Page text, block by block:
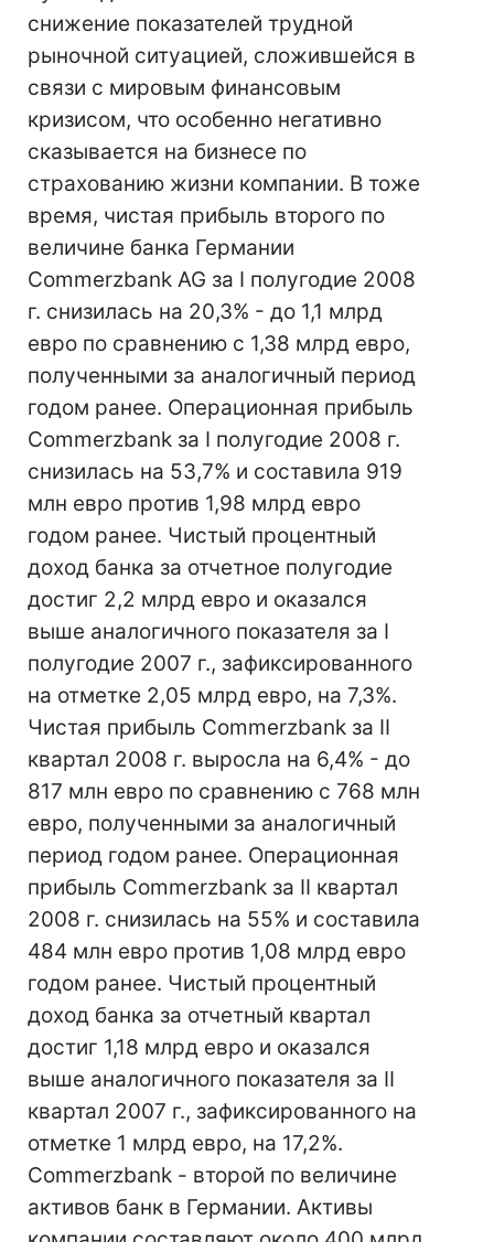
снижение показателей трудной
рыночной ситуацией, сложившейся в
связи с мировым финансовым
кризисом, что особенно негативно
сказывается на бизнесе по
страхованию жизни компании. В тоже
время, чистая прибыль второго по
величине банка Германии
Commerzbank AG за I полугодие 2008
г. снизилась на 20,3% - до 1,1 млрд
евро по сравнению с 1,38 млрд евро,
полученными за аналогичный период
годом ранее. Операционная прибыль
Commerzbank за I полугодие 2008 г.
снизилась на 53,7% и составила 919
млн евро против 1,98 млрд евро
годом ранее. Чистый процентный
доход банка за отчетное полугодие
достиг 2,2 млрд евро и оказался
выше аналогичного показателя за I
полугодие 2007 г., зафиксированного
на отметке 2,05 млрд евро, на 7,3%.
Чистая прибыль Commerzbank за II
квартал 2008 г. выросла на 6,4% - до
817 млн евро по сравнению с 768 млн
евро, полученными за аналогичный
период годом ранее. Операционная
прибыль Commerzbank за II квартал
2008 г. снизилась на 55% и составила
484 млн евро против 1,08 млрд евро
годом ранее. Чистый процентный
доход банка за отчетный квартал
достиг 1,18 млрд евро и оказался
выше аналогичного показателя за II
квартал 2007 г., зафиксированного на
отметке 1 млрд евро, на 17,2%.
Commerzbank - второй по величине
активов банк в Германии. Активы